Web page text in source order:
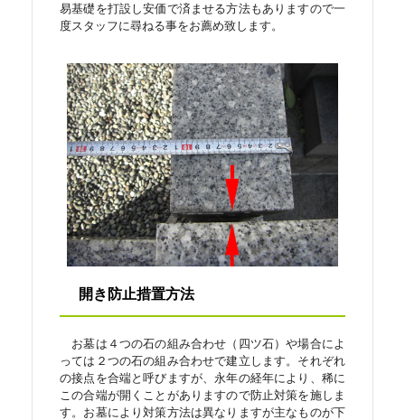
易基礎を打設し安価で済ませる方法もありますので一
度スタッフに尋ねる事をお薦め致します。
開き防止措置方法
お墓は４つの石の組み合わせ（四ツ石）や場合によ
っては２つの石の組み合わせで建立します。それぞれ
の接点を合端と呼びますが、永年の経年により、稀に
この合端が開くことがありますので防止対策を施しま
す。お墓により対策方法は異なりますが主なものが下